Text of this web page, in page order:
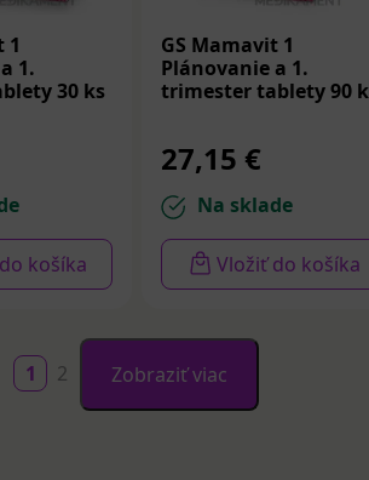
1
1.
30 ks
košíka
GS Mamavit 1
Plánovanie a 1.
trimester tablety 90
27,15 €
Na sklade
Vložiť do košíka
1 2 Zobraziť viac